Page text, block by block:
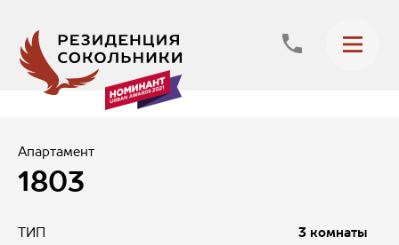
Апартамент
1803
ТИП 3 комнаты